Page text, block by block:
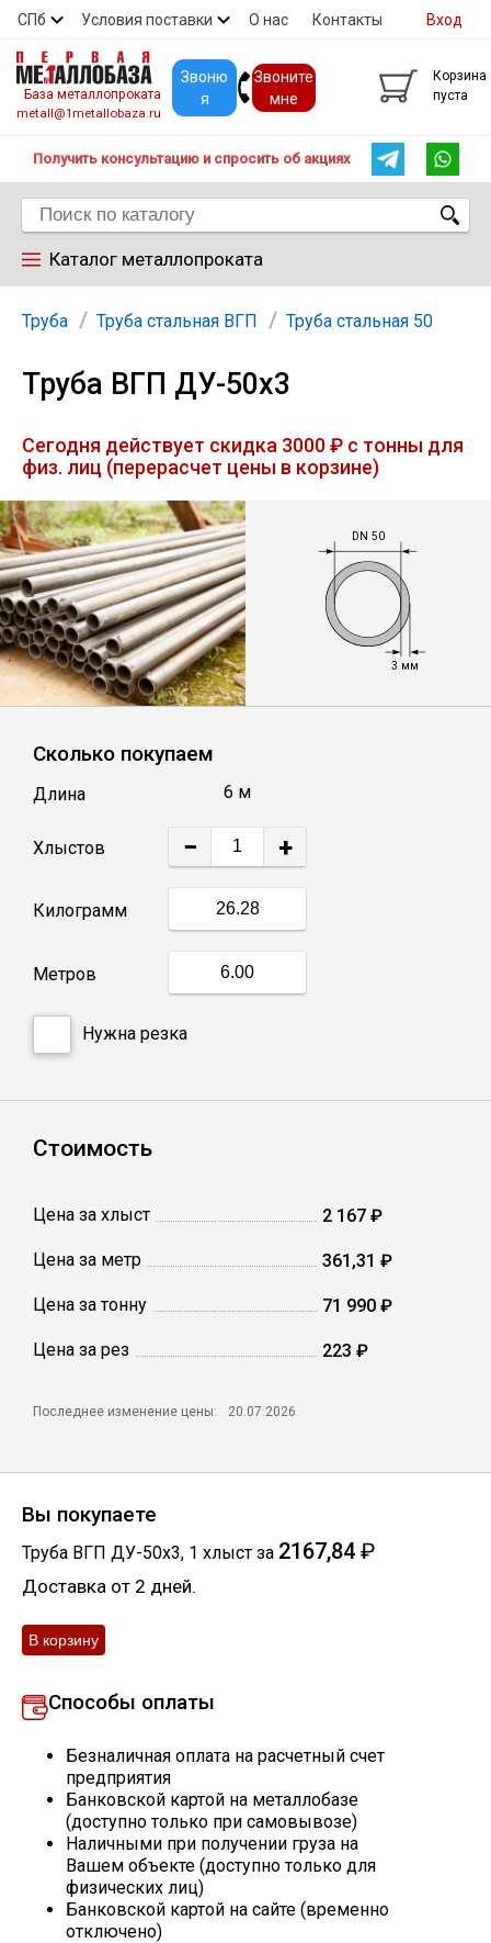
СПб Условия поставки О нас Контакты
Скидки Прайс Покупателям
Вход
База металлопроката
metall@1metallobaza.ru
Звоню
я
Звоните
мне
Корзина
пуста
Получить консультацию и спросить об акциях
Каталог металлопроката
Арматура
Труба профильная
Труба
Лист
Уголок
Балка
Швеллер
Катанка
Профлист
Винтовые сваи
Сетка кладочная
Круги абразивные
Скобо-гибочные изделия
Алюминиевый прокат
Труба Труба стальная ВГП Труба стальная 50
Труба ВГП ДУ-50х3
Сегодня действует скидка 3000 ₽ с тонны для
физ. лиц (перерасчет цены в корзине)
DN 50
3 мм
Сколько покупаем
Длина 6 м
Хлыстов − +
Килограмм
Метров
Нужна резка
Стоимость
Цена за хлыст 2 167 ₽
Цена за метр 361,31 ₽
Цена за тонну 71 990 ₽
Цена за рез 223 ₽
Последнее изменение цены: 20.07.2026
Вы покупаете
Труба ВГП ДУ-50х3, 1 хлыст за 2167,84 ₽
Доставка от 2 дней.
Способы оплаты
Безналичная оплата на расчетный счет
предприятия
Банковской картой на металлобазе
(доступно только при самовывозе)
Наличными при получении груза на
Вашем объекте (доступно только для
физических лиц)
Банковской картой на сайте (временно
отключено)